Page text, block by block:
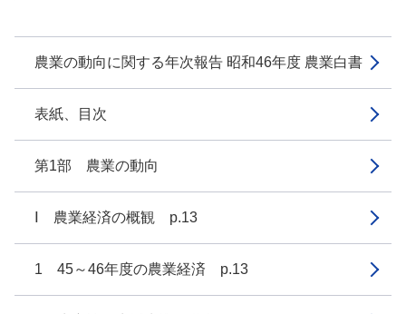
農業の動向に関する年次報告 昭和46年度 農業白書
表紙、目次
第1部 農業の動向
Ⅰ 農業経済の概観 p.13
1 45～46年度の農業経済 p.13